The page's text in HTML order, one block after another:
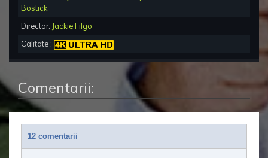
Bostick
Director: Jackie Filgo
Calitate :
Comentarii:
12 comentarii